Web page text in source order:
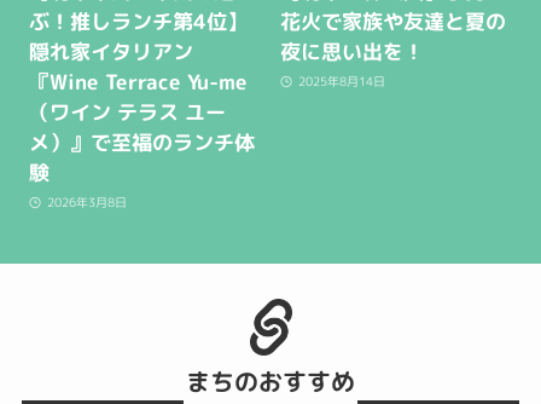
ぶ！推しランチ第4位】
隠れ家イタリアン
『Wine Terrace Yu-me
（ワイン テラス ユー
メ）』で至福のランチ体
験
2026年3月8日
花火で家族や友達と夏の
夜に思い出を！
2025年8月14日
まちのおすすめ